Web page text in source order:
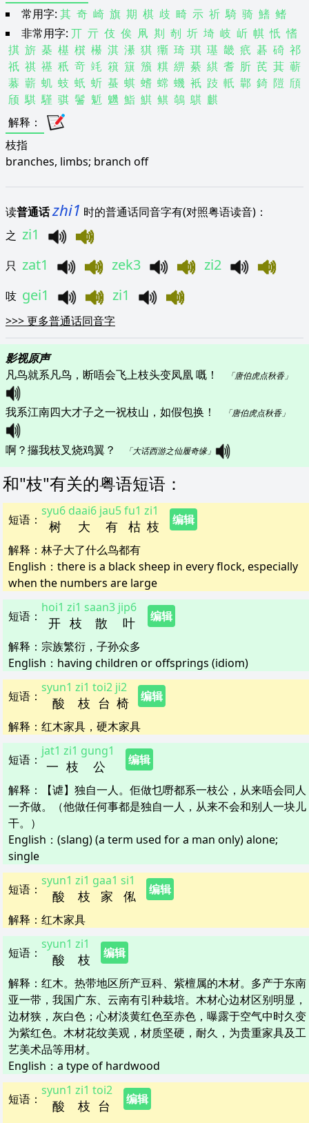
常用字: 其 奇 崎 旗 期 棋 歧 畸 示 祈 騎 骑 鰭 鳍
非常用字: 丌 亓 伎 俟 凧 剘 剞 圻 埼 岐 岓 帺 忯 愭
掑 旂 棊 樭 檱 櫀 淇 濝 猉 玂 琦 琪 璂 畿 疧 碁 碕 祁
祇 祺 禥 秖 竒 竓 簯 簱 籏 粸 綥 綦 綨 耆 肵 芪 萁 蕲
藄 蘄 虮 蚑 蚔 蚚 蜝 蜞 螧 蟐 蟣 衹 跂 軝 鄿 錡 隑 頎
颀 騏 騹 骐 鬐 鬿 魕 鮨 鯕 鲯 鵸 鶀 麒
解释 ：
枝指
branches, limbs; branch off
读普通话zhi1 时的普通话同音字有(对照粤语读音)：
之 zi1
只 zat1 zek3 zi2
吱 gei1 zi1
>>>更多普通话同音字
影视原声
凡鸟就系凡鸟，断唔会飞上枝头变凤凰 嘅！
「唐伯虎点秋香」
我系江南四大才子之一祝枝山，如假包换！ 「唐伯虎点秋香」
啊？攞我枝叉烧鸡翼？ 「大话西游之仙履奇缘」
和"枝"有关的粤语短语 ：
短语 ： 树
syu6
大
daai6
有
jau5
枯
fu1
枝
zi1
编辑
解释 ： 林子大了什么鸟都有
English： there is a black sheep in every flock, especially
when the numbers are large
短语 ： 开
hoi1
枝
zi1
散
saan3
叶
jip6
编辑
解释 ： 宗族繁衍，子孙众多
English： having children or offsprings (idiom)
短语 ： 酸
syun1
枝
zi1
台
toi2
椅
ji2
编辑
解释 ： 红木家具，硬木家具
短语 ： 一
jat1
枝
zi1
公
gung1
编辑
解释 ：
【谑】独自一人。佢做乜嘢都系一枝公，从来唔会同人
一齐做。（他做任何事都是独自一人，从来不会和别人一块儿
干。）
English： (slang) (a term used for a man only) alone;
single
短语 ： 酸
syun1
枝
zi1
家
gaa1
俬
si1
编辑
解释 ： 红木家具
短语 ： 酸
syun1
枝
zi1
编辑
解释 ： 红木。热带地区所产豆科、紫檀属的木材。多产于东南
亚一带，我国广东、云南有引种栽培。木材心边材区别明显，
边材狭，灰白色；心材淡黄红色至赤色，曝露于空气中时久变
为紫红色。木材花纹美观，材质坚硬，耐久，为贵重家具及工
艺美术品等用材。
English： a type of hardwood
短语 ： 酸
syun1
枝
zi1
台
toi2
编辑